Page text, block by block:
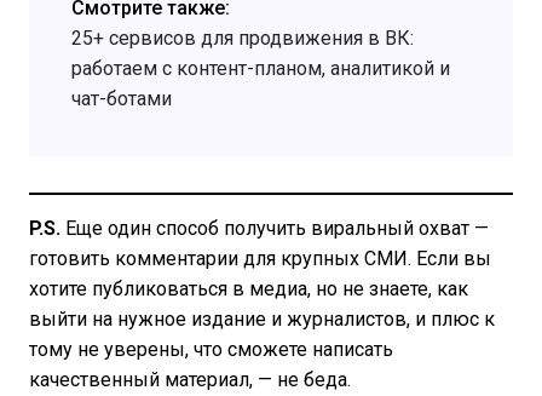
Смотрите также:
25+ сервисов для продвижения в ВК:
работаем с контент-планом, аналитикой и
чат-ботами
P.S. Еще один способ получить виральный охват —
готовить комментарии для крупных СМИ. Если вы
хотите публиковаться в медиа, но не знаете, как
выйти на нужное издание и журналистов, и плюс к
тому не уверены, что сможете написать
качественный материал, — не беда.